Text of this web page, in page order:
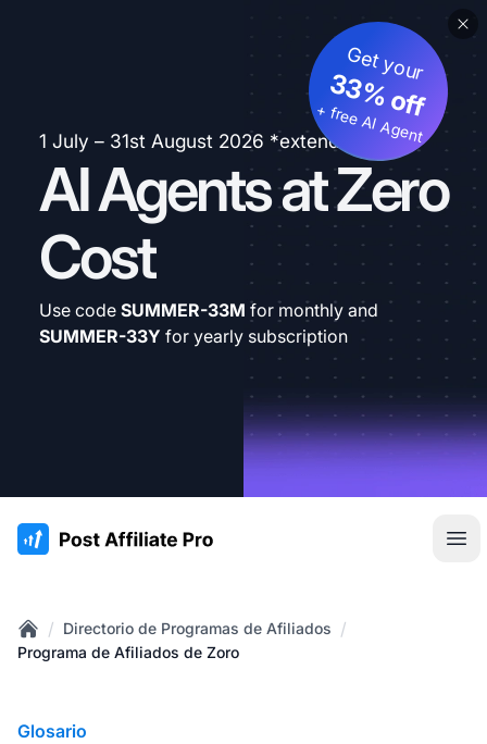
1 July – 31st August 2026 *extended
AI Agents at Zero
Cost
Get your
33% off
+ free AI Agent
Use code SUMMER-33M for monthly and
SUMMER-33Y for yearly subscription
:site.title
Home
/ Directorio de Programas de Afiliados /
Programa de Afiliados de Zoro
Glosario